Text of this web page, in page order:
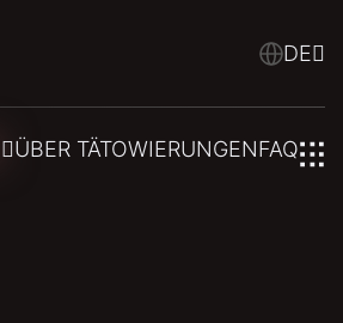
DE
ÜBER TÄTOWIERUNGENFAQ